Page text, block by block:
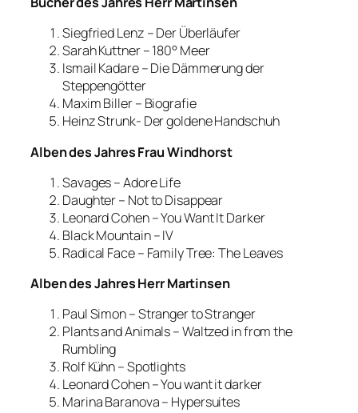
Siegfried Lenz – Der Überläufer
Sarah Kuttner – 180° Meer
Ismail Kadare – Die Dämmerung der
Steppengötter
Maxim Biller – Biografie
Heinz Strunk- Der goldene Handschuh
Alben des Jahres Frau Windhorst
Savages – Adore Life
Daughter – Not to Disappear
Leonard Cohen – You Want It Darker
Black Mountain – IV
Radical Face – Family Tree: The Leaves
Alben des Jahres Herr Martinsen
Paul Simon – Stranger to Stranger
Plants and Animals – Waltzed in from the
Rumbling
Rolf Kühn – Spotlights
Leonard Cohen – You want it darker
Marina Baranova – Hypersuites